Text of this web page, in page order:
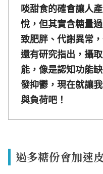
啖甜食的確會讓人
悅，但其實含糖量
致肥胖、代謝異常
還有研究指出，攝
能，像是認知功能
發抑鬱，現在就讓
與負荷吧！
過多糖份會加速